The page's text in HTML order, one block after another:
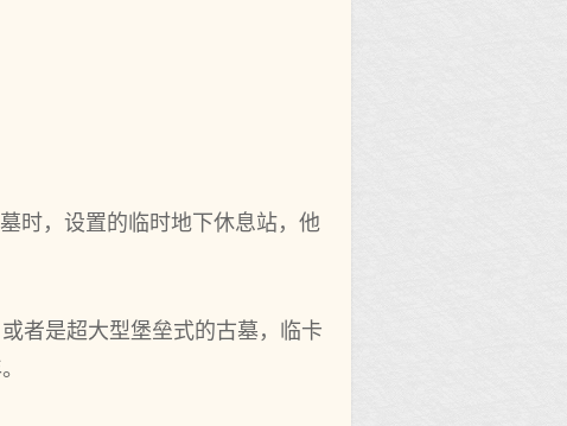
时，设置的临时地下休息站，他
者是超大型堡垒式的古墓，临卡